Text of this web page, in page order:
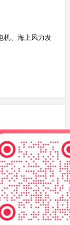
机、海上风力发